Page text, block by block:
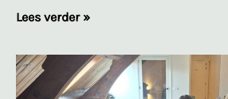
Lees verder »